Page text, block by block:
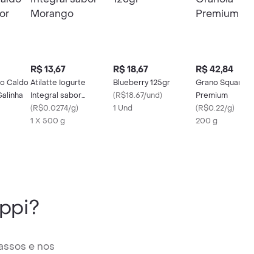
Caldo
R$ 13,67
Atilatte Iogurte
Integral sabor
Morango
(R$0.0274/g)
1 X 500 g
R$ 18,67
Blueberry 125gr
(R$18.67/und)
1 Und
R$ 42,84
Grano Square
Premium
(R$0.22/g)
200 g
e nos